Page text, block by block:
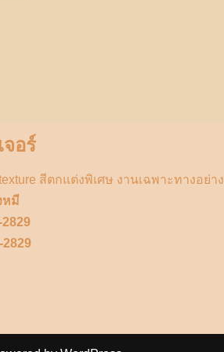
จอร์
สีตกแต่งพิเศษ งานเฉพาะทางอย่าง
หมี